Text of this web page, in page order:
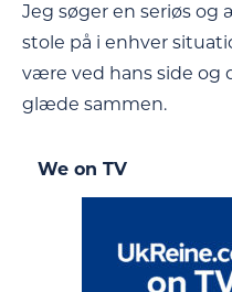
Jeg søger en seriøs og
stole på i enhver
være ved hans side og
glæde sammen.
We on TV